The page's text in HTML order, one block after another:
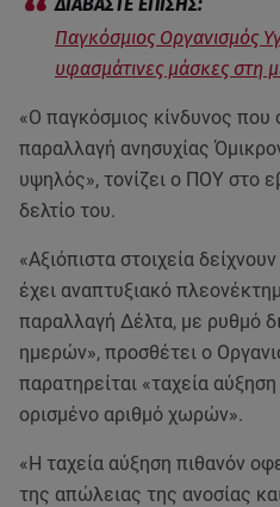
Παγκόσμιος Οργανισμός
υφασμάτινες μάσκες στη
«Ο παγκόσμιος κίνδυνος που
παραλλαγή ανησυχίας
υψηλός», τονίζει ο ΠΟΥ στο
δελτίο του.
«Αξιόπιστα στοιχεία
έχει αναπτυξιακό
παραλλαγή Δέλτα, με ρυθμό
ημερών», προσθέτει ο
παρατηρείται «ταχεία
ορισμένο αριθμό χωρών».
«Η ταχεία αύξηση πιθανόν
της απώλειας της ανοσίας